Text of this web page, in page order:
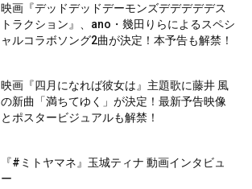
映画『デッドデッドデーモンズデデデデデス
トラクション』、ano・幾田りらによるスペシ
ャルコラボソング2曲が決定！本予告も解禁！
映画『四月になれば彼女は』主題歌に藤井 風
の新曲「満ちてゆく」が決定！最新予告映像
とポスタービジュアルも解禁！
『#ミトヤマネ』玉城ティナ 動画インタビュ
ー